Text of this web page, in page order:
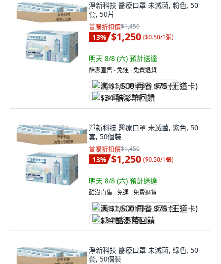
淨新科技 醫療口罩 未滅菌, 粉色, 50
套, 50片
首購折扣價$1,450
13% $1,250 ($0.50/1張)
明天 8/8 (六) 預計送達
酷澎直售 ∙ 免運 ∙ 免費退貨
满 $1,500 再省 $75 (王道卡)
$34 酷澎幣回饋
淨新科技 醫療口罩 未滅菌, 紫色, 50
套, 50個裝
首購折扣價$1,450
13% $1,250 ($0.50/1張)
明天 8/8 (六) 預計送達
酷澎直售 ∙ 免運 ∙ 免費退貨
满 $1,500 再省 $75 (王道卡)
$34 酷澎幣回饋
淨新科技 醫療口罩 未滅菌, 綠色, 50
套, 50個裝